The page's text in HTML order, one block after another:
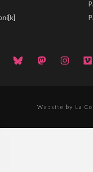
Website by La